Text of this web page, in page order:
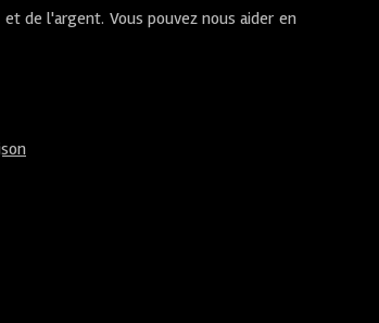
de l'argent. Vous pouvez nous aider en